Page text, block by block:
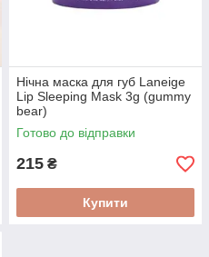
Нічна маска для губ Laneige
Lip Sleeping Mask 3g (gummy
bear)
Готово до відправки
215 ₴
Купити